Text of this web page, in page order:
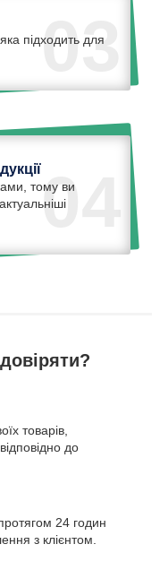
03
підходить для
04
тому ви
товарів,
до
24 годин
з клієнтом.